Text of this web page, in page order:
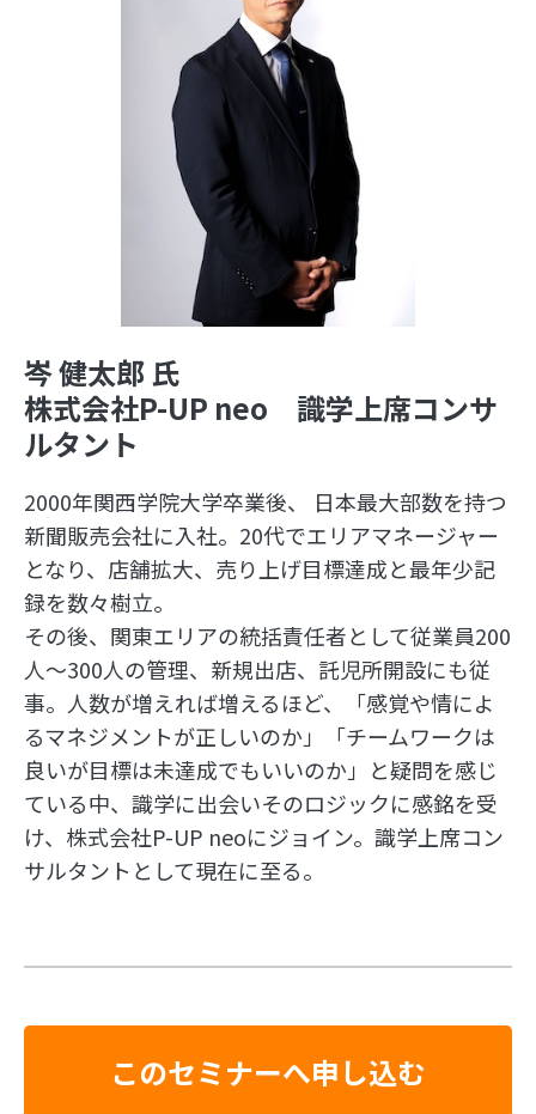
岑 健太郎 氏
株式会社P-UP neo 識学上席コンサ
ルタント
2000年関西学院大学卒業後、 日本最大部数を持つ
新聞販売会社に入社。20代でエリアマネージャー
となり、店舗拡大、売り上げ目標達成と最年少記
録を数々樹立。
その後、関東エリアの統括責任者として従業員200
人～300人の管理、新規出店、託児所開設にも従
事。人数が増えれば増えるほど、「感覚や情によ
るマネジメントが正しいのか」「チームワークは
良いが目標は未達成でもいいのか」と疑問を感じ
ている中、識学に出会いそのロジックに感銘を受
け、株式会社P-UP neoにジョイン。識学上席コン
サルタントとして現在に至る。
このセミナーへ申し込む